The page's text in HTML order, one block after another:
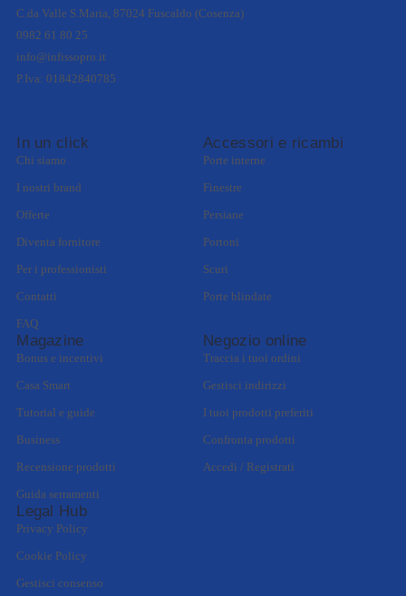
C.da Valle S.Maria, 87024 Fuscaldo (Cosenza)
0982 61 80 25
info@infissopro.it
P.Iva: 01842840785
In un click
Chi siamo
I nostri brand
Offerte
Diventa fornitore
Per i professionisti
Contatti
FAQ
Accessori e ricambi
Porte interne
Finestre
Persiane
Portoni
Scuri
Porte blindate
Magazine
Bonus e incentivi
Casa Smart
Tutorial e guide
Business
Recensione prodotti
Guida serramenti
Negozio online
Traccia i tuoi ordini
Gestisci indirizzi
I tuoi prodotti preferiti
Confronta prodotti
Accedi / Registrati
Legal Hub
Privacy Policy
Cookie Policy
Gestisci consenso